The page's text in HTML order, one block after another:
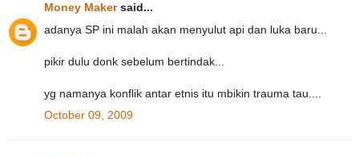
Money Makersaid...
adanya SP ini malah akan menyulut api dan luka baru...
pikir dulu donk sebelum bertindak...
yg namanya konflik antar etnis itu mbikin trauma tau....
October 09, 2009